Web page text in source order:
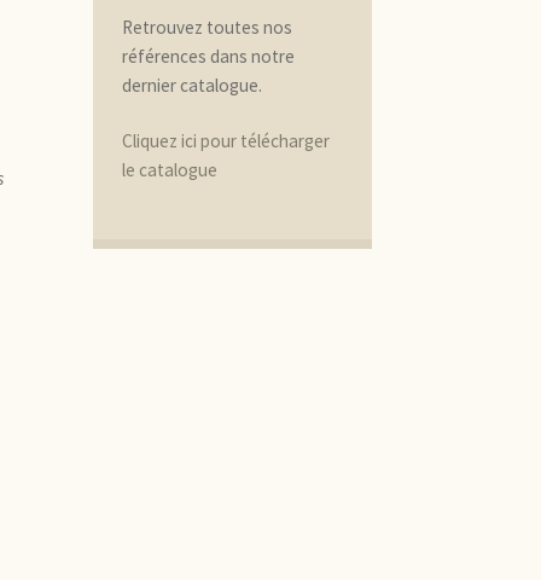
Retrouvez toutes nos
références dans notre
dernier catalogue.
Cliquez ici pour télécharger
le catalogue